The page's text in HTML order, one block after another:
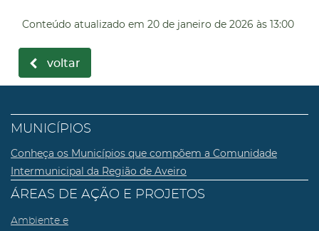
Conteúdo atualizado em 20 de janeiro de 2026 às 13:00
voltar
MUNICÍPIOS
Conheça os Municípios que compõem a Comunidade
Intermunicipal da Região de Aveiro
ÁREAS DE AÇÃO E PROJETOS
Ambiente e